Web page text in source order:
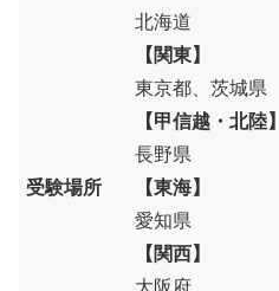
受験場所
北海道
【関東】
東京都、茨城県
【甲信越・北陸】
長野県
【東海】
愛知県
【関西】
大阪府